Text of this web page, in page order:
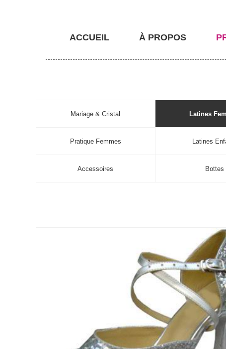
ACCUEIL À PROPOS
Mariage & Cristal Latines
Pratique Femmes Latines
Accessoires Bottes